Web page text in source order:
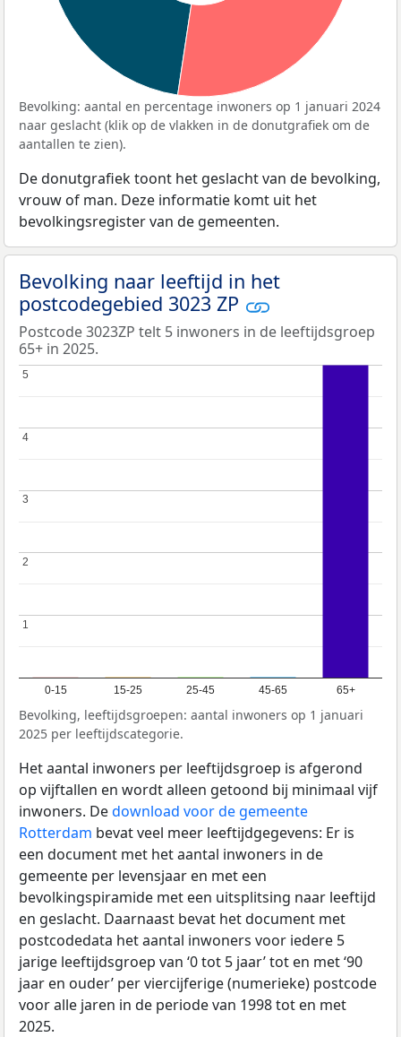
Bevolking: aantal en percentage inwoners op 1 januari 2024
naar geslacht (klik op de vlakken in de donutgrafiek om de
aantallen te zien).
De donutgrafiek toont het geslacht van de bevolking,
vrouw of man. Deze informatie komt uit het
bevolkingsregister van de gemeenten.
Bevolking naar leeftijd in het
postcodegebied 3023 ZP
Postcode 3023ZP telt 5 inwoners in de leeftijdsgroep
65+ in 2025.
0-15 15-25 25-45 45-65 65+
11
2
2
3
3
4
4
5
5
Bevolking, leeftijdsgroepen: aantal inwoners op 1 januari
2025 per leeftijdscategorie.
Het aantal inwoners per leeftijdsgroep is afgerond
op vijftallen en wordt alleen getoond bij minimaal vijf
inwoners. Dedownload voor de gemeente
Rotterdam bevat veel meer leeftijdgegevens: Er is
een document met het aantal inwoners in de
gemeente per levensjaar en met een
bevolkingspiramide met een uitsplitsing naar leeftijd
en geslacht. Daarnaast bevat het document met
postcodedata het aantal inwoners voor iedere 5
jarige leeftijdsgroep van ‘0 tot 5 jaar’ tot en met ‘90
jaar en ouder’ per viercijferige (numerieke) postcode
voor alle jaren in de periode van 1998 tot en met
2025.